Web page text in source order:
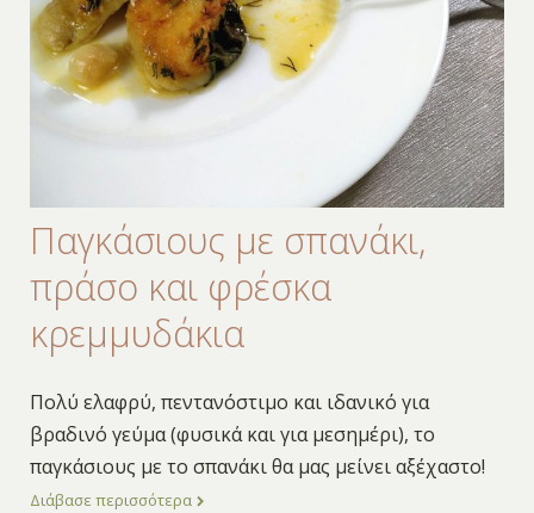
Παγκάσιους με σπανάκι,
πράσο και φρέσκα
κρεμμυδάκια
Πολύ ελαφρύ, πεντανόστιμο και ιδανικό για
βραδινό γεύμα (φυσικά και για μεσημέρι), το
παγκάσιους με το σπανάκι θα μας μείνει αξέχαστο!
Διάβασε περισσότερα